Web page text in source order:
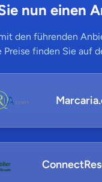
nun einen
den führenden
Preise finden Sie auf